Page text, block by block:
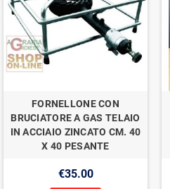
FORNELLONE CON
BRUCIATORE A GAS TELAIO
IN ACCIAIO ZINCATO CM. 40
X 40 PESANTE
€35.00